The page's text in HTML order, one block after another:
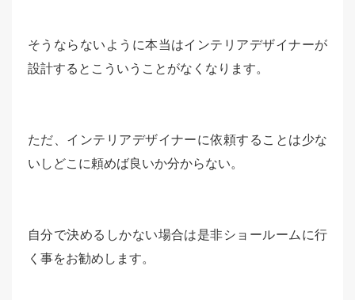
そうならないように本当はインテリアデザイナーが
設計するとこういうことがなくなります。
ただ、インテリアデザイナーに依頼することは少な
いしどこに頼めば良いか分からない。
自分で決めるしかない場合は是非ショールームに行
く事をお勧めします。